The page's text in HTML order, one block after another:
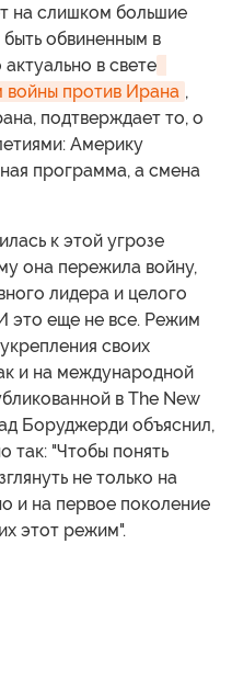
на слишком большие
обвиненным в
в свете
против Ирана ,
подтверждает то, о
Америку
программа, а смена
к этой угрозе
она пережила войну,
лидера и целого
это еще не все. Режим
своих
и на международной
в The New
Боруджерди объяснил,
так: "Чтобы понять
не только на
и на первое поколение
этот режим".